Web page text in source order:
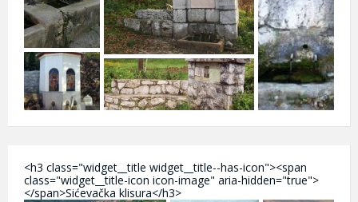
<h3 class="widget__title widget__title--has-icon"><span
class="widget__title-icon icon-image" aria-hidden="true">
</span>Sićevačka klisura</h3>